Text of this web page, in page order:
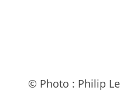
© Photo : Philip